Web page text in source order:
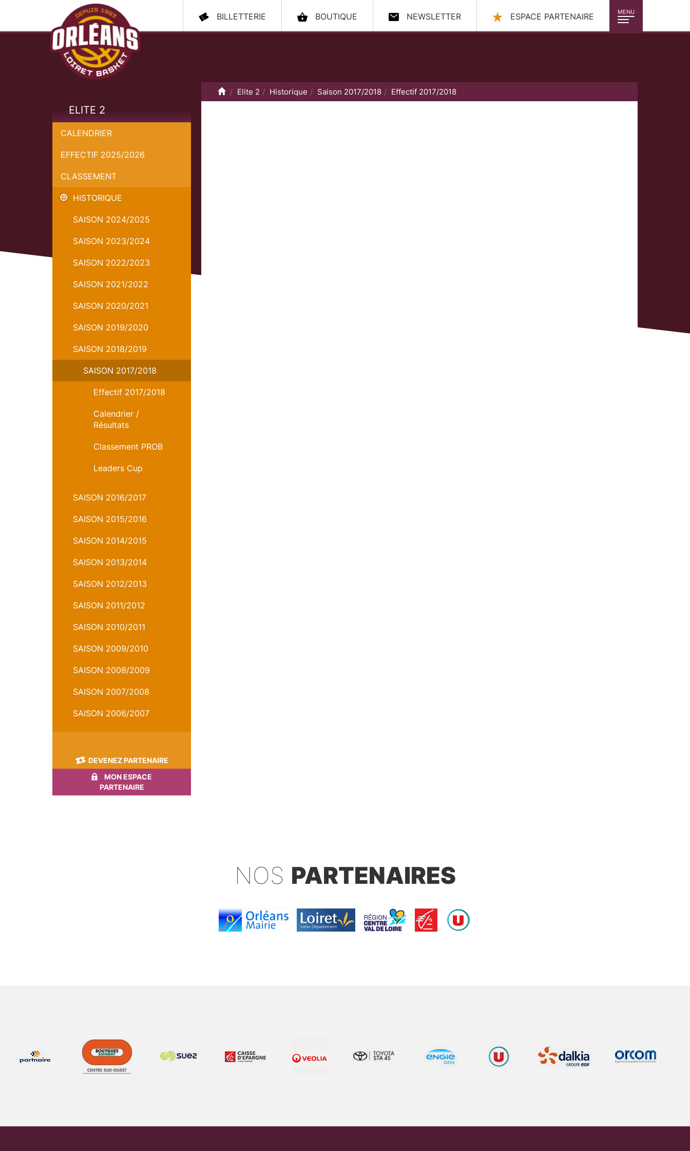
MENU
BILLETTERIE BOUTIQUE NEWSLETTER ESPACE PARTENAIRE
ELITE 2
CALENDRIER
EFFECTIF 2025/2026
CLASSEMENT
HISTORIQUE
SAISON 2024/2025
SAISON 2023/2024
SAISON 2022/2023
SAISON 2021/2022
SAISON 2020/2021
SAISON 2019/2020
SAISON 2018/2019
SAISON 2017/2018
Effectif 2017/2018
Calendrier /
Résultats
Classement PROB
Leaders Cup
SAISON 2016/2017
SAISON 2015/2016
SAISON 2014/2015
SAISON 2013/2014
SAISON 2012/2013
SAISON 2011/2012
SAISON 2010/2011
SAISON 2009/2010
SAISON 2008/2009
SAISON 2007/2008
SAISON 2006/2007
DEVENEZ PARTENAIRE
MON ESPACE
PARTENAIRE
Accueil
Elite 2 Historique Saison 2017/2018 Effectif 2017/2018
NOS PARTENAIRES